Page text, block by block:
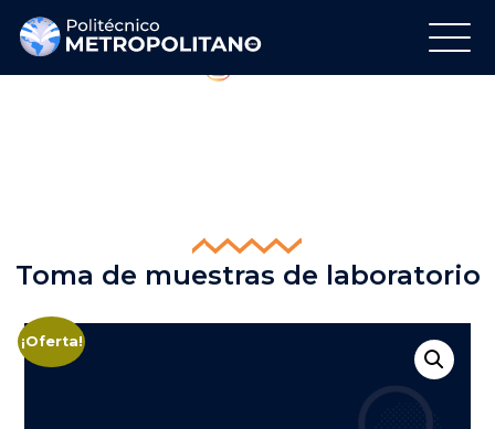
Toma de muestras de laboratorio
¡Oferta!